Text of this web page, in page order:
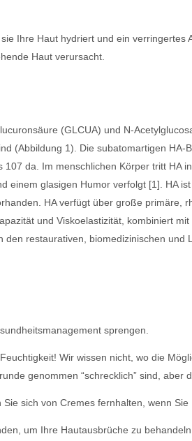
Ihre Haut hydriert und ein verringertes
Haut verursacht.
(GLCUA) und N-
(Abbildung 1). Die subatomartigen HA-
da. Im menschlichen Körper tritt HA
einem glasigen Humor verfolgt [1]. HA
HA verfügt über große primäre,
und Viskoelastizität, kombiniert
restaurativen, biomedizinischen und
sprengen.
Wir wissen nicht, wo die
genommen “schrecklich” sind, aber
sich von Cremes fernhalten, wenn
um Ihre Hautausbrüche zu